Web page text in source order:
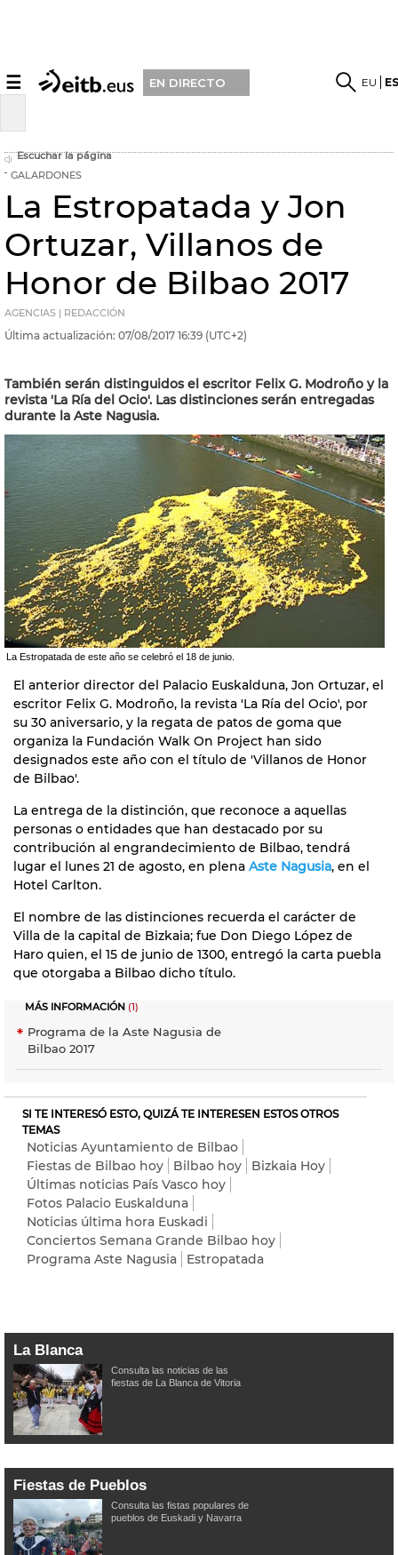
☰ EN DIRECTO EU
Escuchar la página
GALARDONES
La Estropatada y Jon
Ortuzar, Villanos de
Honor de Bilbao 2017
AGENCIAS | REDACCIÓN
Última actualización: 07/08/2017 16:39 (UTC+2)
También serán distinguidos el escritor Felix G. Modroño y la
revista 'La Ría del Ocio'. Las distinciones serán entregadas
durante la Aste Nagusia.
La Estropatada de este año se celebró el 18 de junio.
El anterior director del Palacio Euskalduna, Jon Ortuzar, el
escritor Felix G. Modroño, la revista 'La Ría del Ocio', por
su 30 aniversario, y la regata de patos de goma que
organiza la Fundación Walk On Project han sido
designados este año con el título de 'Villanos de Honor
de Bilbao'.
La entrega de la distinción, que reconoce a aquellas
personas o entidades que han destacado por su
contribución al engrandecimiento de Bilbao, tendrá
lugar el lunes 21 de agosto, en plena Aste Nagusia, en el
Hotel Carlton.
El nombre de las distinciones recuerda el carácter de
Villa de la capital de Bizkaia; fue Don Diego López de
Haro quien, el 15 de junio de 1300, entregó la carta puebla
que otorgaba a Bilbao dicho título.
MÁS INFORMACIÓN (1)
Programa de la Aste Nagusia de
Bilbao 2017
SI TE INTERESÓ ESTO, QUIZÁ TE INTERESEN ESTOS OTROS
TEMAS
Noticias Ayuntamiento de Bilbao
Fiestas de Bilbao hoy
Bilbao hoy
Bizkaia Hoy
Últimas noticias País Vasco hoy
Fotos Palacio Euskalduna
Noticias última hora Euskadi
Conciertos Semana Grande Bilbao hoy
Programa Aste Nagusia
Estropatada
La Blanca
Consulta las noticias de las
fiestas de La Blanca de Vitoria
Fiestas de Pueblos
Consulta las fistas populares de
pueblos de Euskadi y Navarra